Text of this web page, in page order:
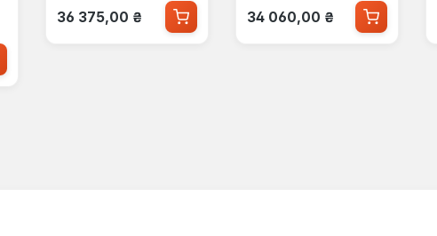
Звичайна ціна:
36 375,00 ₴ Звичайна ціна:
34 060,00 ₴